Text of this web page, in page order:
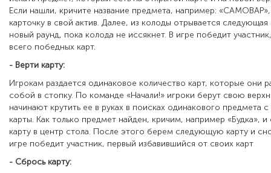
Если нашли, кричите название предмета, например:
карточку в свой актив. Далее, из колоды отрывается следующая
новый раунд, пока колода не иссякнет. В игре победит
всего победных карт.
- Верти карту:
Игрокам раздается одинаковое количество карт, которые они
собой в стопку. По команде «Начали!» игроки берут свою
начинают крутить ее в руках в поисках одинакового предмета
карты. Как только предмет найден, кричим, например «Будка»,
карту в центр стола. После этого берем следующую карту и
игре победит участник, первый избавившийся от своих карт
- Сбрось карту: